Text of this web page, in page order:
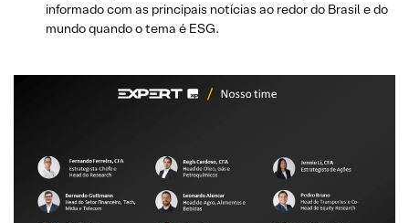
informado com as principais notícias ao redor do Brasil e do
mundo quando o tema é ESG.